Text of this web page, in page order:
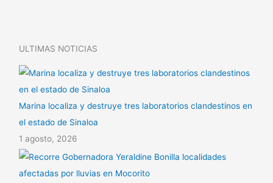
ULTIMAS NOTICIAS
Marina localiza y destruye tres laboratorios clandestinos en
el estado de Sinaloa
1 agosto, 2026